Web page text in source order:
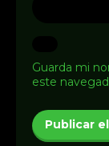
Guarda mi
este